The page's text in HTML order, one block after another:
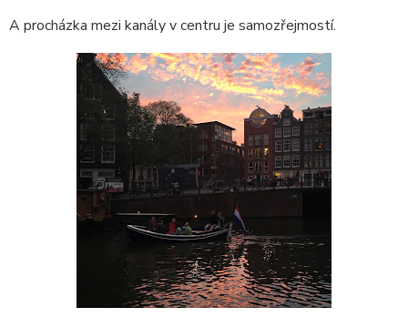
A procházka mezi kanály v centru je samozřejmostí.